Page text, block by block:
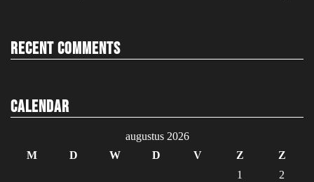
Recent Comments
Calendar
augustus 2026
M
D W D V Z
Z
1
2